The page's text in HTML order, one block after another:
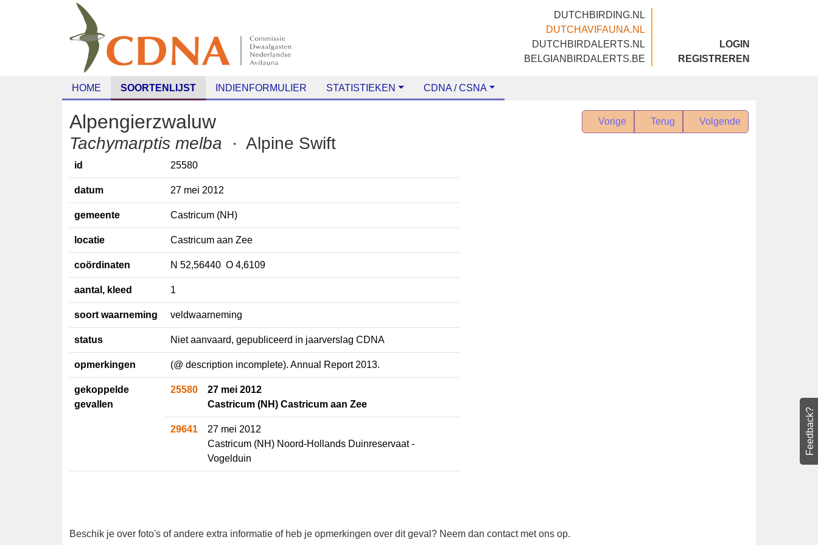
DUTCHBIRDING.NL
DUTCHAVIFAUNA.NL
DUTCHBIRDALERTS.NL
BELGIANBIRDALERTS.BE
LOGIN
REGISTREREN
HOME SOORTENLIJST INDIENFORMULIER STATISTIEKEN CDNA / CSNA
Alpengierzwaluw
Tachymarptis melba · Alpine Swift
Vorige Terug Volgende
id
25580
datum
27 mei 2012
gemeente
Castricum (NH)
locatie
Castricum aan Zee
coördinaten
N 52,56440 O 4,6109
aantal, kleed
1
soort
waarneming
veldwaarneming
status
Niet aanvaard, gepubliceerd in jaarverslag CDNA
opmerkingen
(@ description incomplete). Annual Report 2013.
gekoppelde
27 mei 2012
Castricum (NH) Castricum aan Zee
27 mei 2012
Castricum (NH) Noord-Hollands Duinreservaat -
Vogelduin
Beschik je over foto's of andere extra informatie of heb je opmerkingen over dit geval? Neem dan contact met ons op.
Feedback?